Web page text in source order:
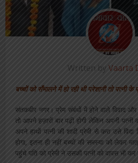
Written byVaarta
बच्चों को सँभालने में हो रही थी परेशानी तो पत्नी के
संतकबीर नगर। प्रेम संबंधों में होने वाले विवाद
तो आपने हज़ारों बार पढ़ी होगी लेकिन अपनी
अपने हाथों पत्नी की शादी प्रेमी से करा उसे विदा
होगा, इतना ही नहीं बच्चों की समस्या को लेकर
पहुंचे पति को प्रेमी ने उसकी पत्नी को वापस भी कर